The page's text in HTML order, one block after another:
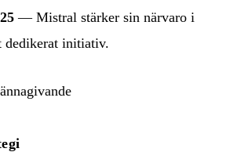
— Mistral stärker sin närvaro i
dedikerat initiativ.